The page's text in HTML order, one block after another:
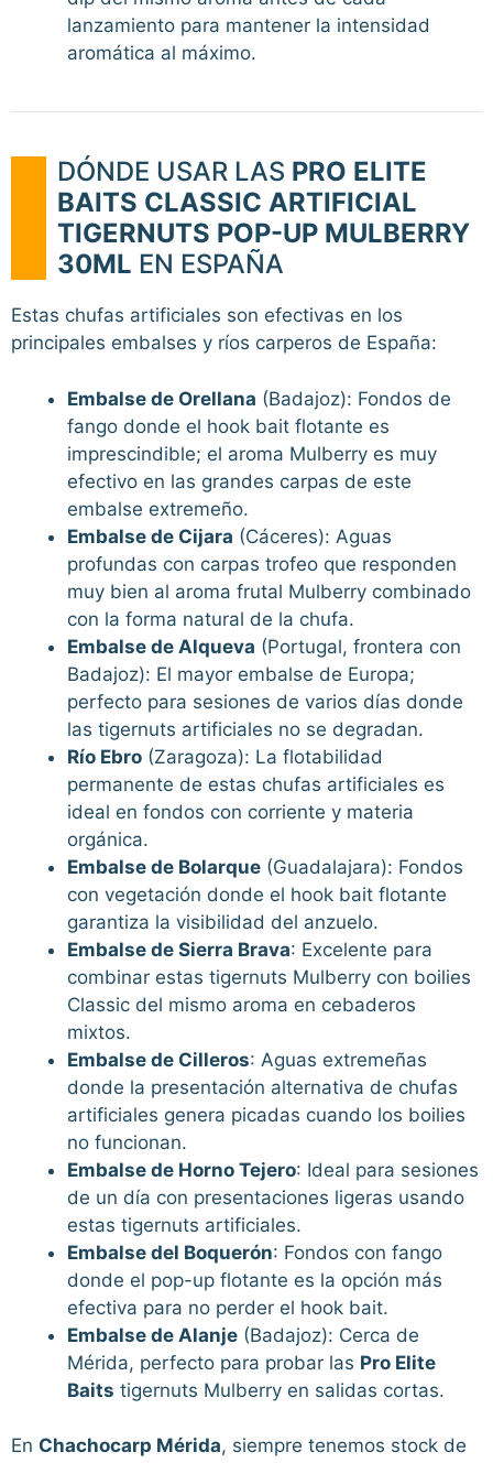
lanzamiento para mantener la intensidad
aromática al máximo.
DÓNDE USAR LAS PRO ELITE
BAITS CLASSIC ARTIFICIAL
TIGERNUTS POP-UP MULBERRY
30ML EN ESPAÑA
Estas chufas artificiales son efectivas en los
principales embalses y ríos carperos de España:
Embalse de Orellana (Badajoz): Fondos de
fango donde el hook bait flotante es
imprescindible; el aroma Mulberry es muy
efectivo en las grandes carpas de este
embalse extremeño.
Embalse de Cijara (Cáceres): Aguas
profundas con carpas trofeo que responden
muy bien al aroma frutal Mulberry combinado
con la forma natural de la chufa.
Embalse de Alqueva (Portugal, frontera con
Badajoz): El mayor embalse de Europa;
perfecto para sesiones de varios días donde
las tigernuts artificiales no se degradan.
Río Ebro (Zaragoza): La flotabilidad
permanente de estas chufas artificiales es
ideal en fondos con corriente y materia
orgánica.
Embalse de Bolarque (Guadalajara): Fondos
con vegetación donde el hook bait flotante
garantiza la visibilidad del anzuelo.
Embalse de Sierra Brava: Excelente para
combinar estas tigernuts Mulberry con boilies
Classic del mismo aroma en cebaderos
mixtos.
Embalse de Cilleros: Aguas extremeñas
donde la presentación alternativa de chufas
artificiales genera picadas cuando los boilies
no funcionan.
Embalse de Horno Tejero: Ideal para sesiones
de un día con presentaciones ligeras usando
estas tigernuts artificiales.
Embalse del Boquerón: Fondos con fango
donde el pop-up flotante es la opción más
efectiva para no perder el hook bait.
Embalse de Alanje (Badajoz): Cerca de
Mérida, perfecto para probar las Pro Elite
Baits tigernuts Mulberry en salidas cortas.
En Chachocarp Mérida, siempre tenemos stock de